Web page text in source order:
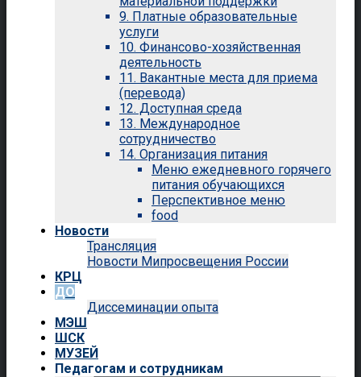
9. Платные образовательные
услуги
10. Финансово-хозяйственная
деятельность
11. Вакантные места для приема
(перевода)
12. Доступная среда
13. Международное
сотрудничество
14. Организация питания
Меню ежедневного горячего
питания обучающихся
Перспективное меню
food
Новости
Трансляция
Новости Мипросвещения России
КРЦ
ДО
Диссеминации опыта
МЭШ
ШСК
МУЗЕЙ
Педагогам и сотрудникам